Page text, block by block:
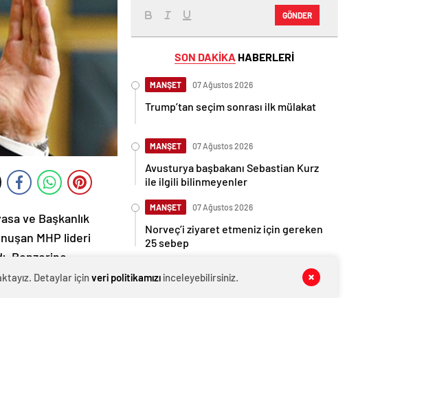
ve Başkanlık
MHP lideri
Benzerine
Bahçeli, hükümete
GÖNDER
SON DAKİKA HABERLERİ
MANŞET 07 Ağustos 2026
Trump’tan seçim sonrası ilk mülakat
MANŞET 07 Ağustos 2026
Avusturya başbakanı Sebastian Kurz
ile ilgili bilinmeyenler
MANŞET 07 Ağustos 2026
Norveç’i ziyaret etmeniz için gereken
25 sebep
Kış Alışverişlerinde Tasarruf Etmenin
Detaylar için veri politikamızıinceleyebilirsiniz.